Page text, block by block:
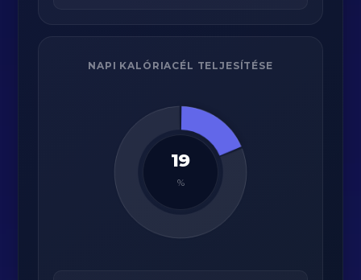
NAPI KALÓRIACÉL TELJESÍTÉSE
19
%